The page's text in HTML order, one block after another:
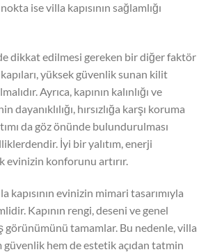
ise villa kapısının sağlamlığı
dikkat edilmesi gereken bir diğer faktör
yüksek güvenlik sunan kilit
Ayrıca, kapının kalınlığı ve
dayanıklılığı, hırsızlığa karşı koruma
da göz önünde bulundurulması
İyi bir yalıtım, enerji
evinizin konforunu artırır.
kapısının evinizin mimari tasarımıyla
Kapının rengi, deseni ve genel
görünümünü tamamlar. Bu nedenle, villa
güvenlik hem de estetik açıdan tatmin